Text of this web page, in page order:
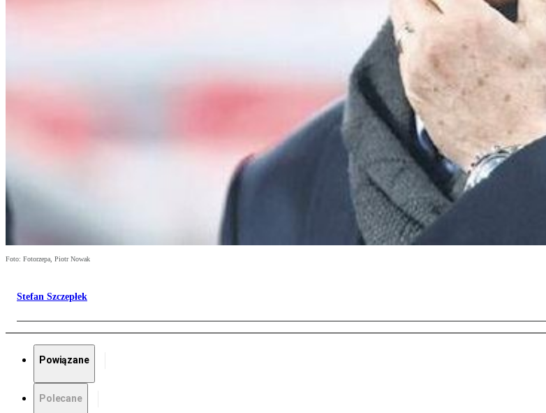
Foto: Fotorzepa, Piotr Nowak
Stefan Szczepłek
Powiązane
Polecane